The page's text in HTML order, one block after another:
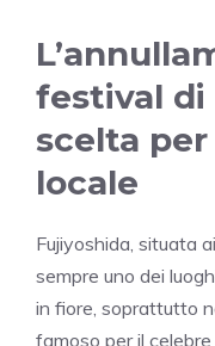
festival di
scelta
locale
Fujiyoshida, situata
sempre uno dei
in fiore, soprattutto
famoso per il